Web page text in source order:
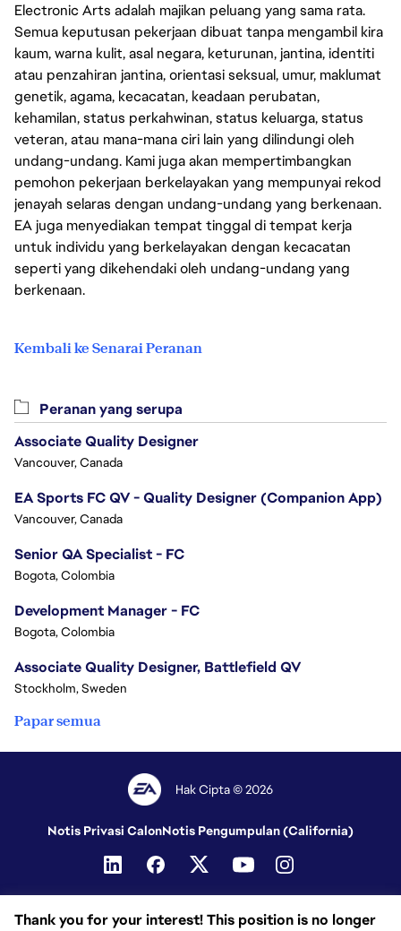
Electronic Arts adalah majikan peluang yang sama rata.
Semua keputusan pekerjaan dibuat tanpa mengambil kira
kaum, warna kulit, asal negara, keturunan, jantina, identiti
atau penzahiran jantina, orientasi seksual, umur, maklumat
genetik, agama, kecacatan, keadaan perubatan,
kehamilan, status perkahwinan, status keluarga, status
veteran, atau mana-mana ciri lain yang dilindungi oleh
undang-undang. Kami juga akan mempertimbangkan
pemohon pekerjaan berkelayakan yang mempunyai rekod
jenayah selaras dengan undang-undang yang berkenaan.
EA juga menyediakan tempat tinggal di tempat kerja
untuk individu yang berkelayakan dengan kecacatan
seperti yang dikehendaki oleh undang-undang yang
berkenaan.
Kembali ke Senarai Peranan
Thank you for your interest! This position is no longer
Peranan yang serupa
Associate Quality Designer
Vancouver, Canada
EA Sports FC QV - Quality Designer (Companion App)
Vancouver, Canada
Senior QA Specialist - FC
Bogota, Colombia
Development Manager - FC
Bogota, Colombia
Associate Quality Designer, Battlefield QV
Stockholm, Sweden
Papar semua
Hak Cipta © 2026
Notis Privasi CalonNotis Pengumpulan (California)